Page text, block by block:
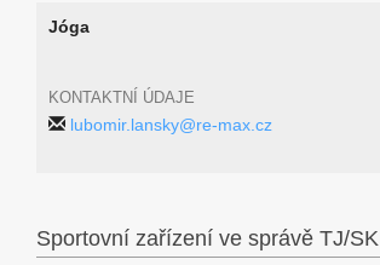
Jóga
KONTAKTNÍ ÚDAJE
lubomir.lansky@re-max.cz
Sportovní zařízení ve správě TJ/SK